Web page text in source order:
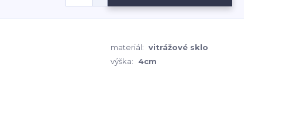
materiál: vitrážové sklo
výška:
4cm